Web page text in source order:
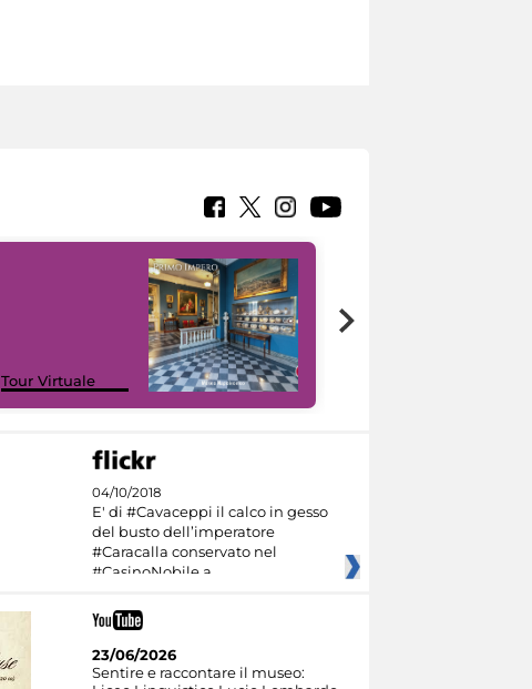
Tour Virtuale
04/10/2018
E' di #Cavaceppi il calco in gesso
del busto dell’imperatore
#Caracalla conservato nel
#CasinoNobile a
23/06/2026
Sentire e raccontare il museo: